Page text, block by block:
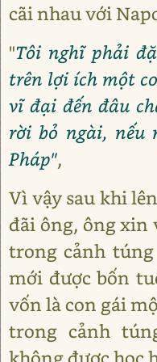
cãi nhau với
"Tôi nghĩ phải
trên lợi ích một
vĩ đại đến đâu
rời bỏ ngài, nếu
Pháp",
Vì vậy sau khi
đãi ông, ông xin
trong cảnh
mới được bốn
vốn là con gái
trong cảnh